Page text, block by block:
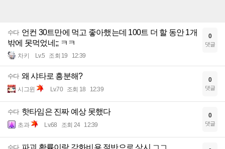
수다 언컨 30트만에 먹고 좋아했는데 100트 더 할 동안 1개
밖에 못먹었네;; ㅋㅋ
차키 Lv.5 조회 19 12:39
0
댓글
수다 왜 샤타로 흥분해?
시그윈 Lv.70 조회 18 12:39
0
댓글
수다 핫타임은 진짜 예상 못했다
초과 Lv.68 조회 24 12:39
0
댓글